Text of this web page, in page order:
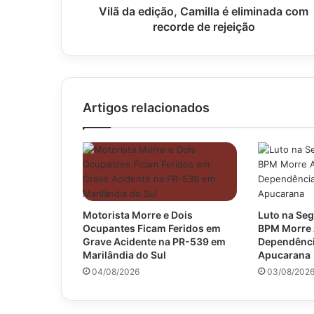
rejeição
Vilã da edição, Camilla é eliminada com
recorde de rejeição
Artigos relacionados
Motorista Morre e Dois
Ocupantes Ficam Feridos em
Grave Acidente na PR-539 em
Marilândia do Sul
04/08/2026
Luto na
BPM
Apucarana
03/08/2026